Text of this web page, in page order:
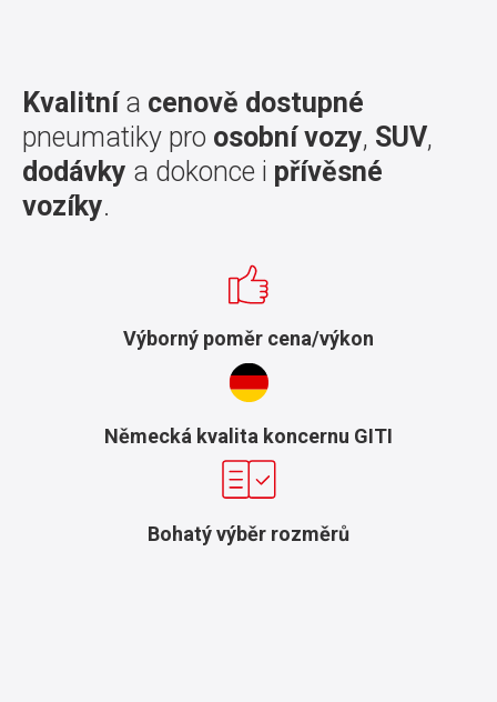
Kvalitnía cenově dostupné
pneumatiky pro osobní vozy, SUV,
dodávky a dokonce i přívěsné
vozíky.
Výborný poměr cena/výkon
Německá kvalita koncernu GITI
Bohatý výběr rozměrů